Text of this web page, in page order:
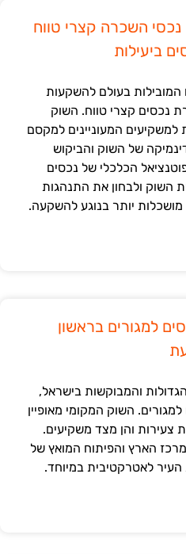
נכסי השכרה קצרי טווח
ביעילות
בעולם להשקעות
נכסים קצרי טווח. השוק
למשקיעים המעוניינים למקסם
של השוק והביקוש
הכלכלי של נכסים
השוק ולבחון את התנהגות
יותר בנוגע להשקעה.
למגורים בראשון
והמבוקשות בישראל,
השוק המקומי מאופיין
צעירות והן מצד משקיעים.
הארץ והפיתוח המואץ של
לאטרקטיבית במיוחד.